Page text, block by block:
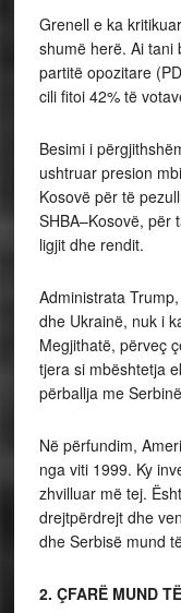
Grenell e ka
shumë herë. Ai tani
partitë opozitare
cili fitoi 42% të
Besimi i
ushtruar presion
Kosovë për të
SHBA–Kosovë, për
ligjit dhe rendit.
Administrata
dhe Ukrainë, nuk i
Megjithatë, përveç
tjera si mbështetja
përballja me
Në përfundim,
nga viti 1999. Ky
zhvilluar më tej.
drejtpërdrejt dhe
dhe Serbisë mund
2. ÇFARË MUND